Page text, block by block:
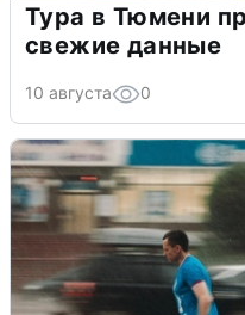
Тура в Тюмени
свежие данные
10 августа 0